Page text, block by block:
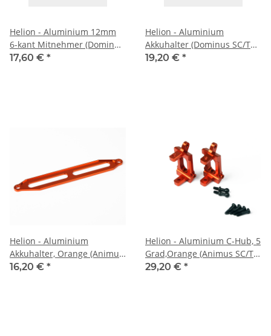
Helion - Aluminium 12mm
6-kant Mitnehmer (Dominus
SC/TR) (HLNA0178)
17,60 € *
Helion - Aluminium
Akkuhalter (Dominus SC/TR)
(HLNA0180)
19,20 € *
Helion - Aluminium
Akkuhalter, Orange (Animus
SC/TR) (HLNA0165)
16,20 € *
Helion - Aluminium C-Hub, 5
Grad,Orange (Animus SC/TR)
(HLNA0171)
29,20 € *